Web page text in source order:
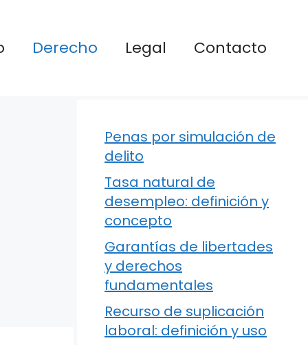
Derecho Legal Contacto
Penas por simulación de
delito
Tasa natural de
desempleo: definición y
concepto
Garantías de libertades
y derechos
fundamentales
Recurso de suplicación
laboral: definición y uso